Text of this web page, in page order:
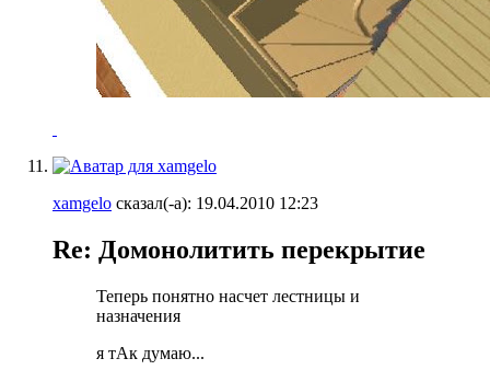
xamgelo сказал(-а): 19.04.2010 12:23
Re: Домонолитить перекрытие
Теперь понятно насчет лестницы и
назначения
я тАк думаю...